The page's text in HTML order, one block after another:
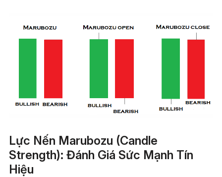
Lực Nến Marubozu (Candle
Strength): Đánh Giá Sức Mạnh Tín
Hiệu